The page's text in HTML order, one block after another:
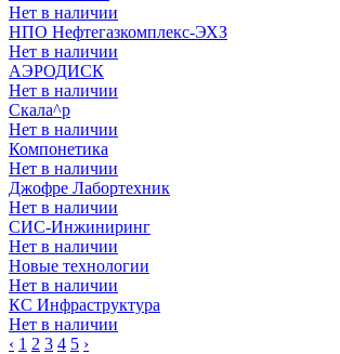
Нет в наличии
НПО Нефтегазкомплекс-ЭХЗ
Нет в наличии
АЭРОДИСК
Нет в наличии
Скала^р
Нет в наличии
Компонетика
Нет в наличии
Джофре Лабортехник
Нет в наличии
СИС-Инжиниринг
Нет в наличии
Новые технологии
Нет в наличии
КС Инфраструктура
Нет в наличии
‹ 1 2 3 4 5 ›